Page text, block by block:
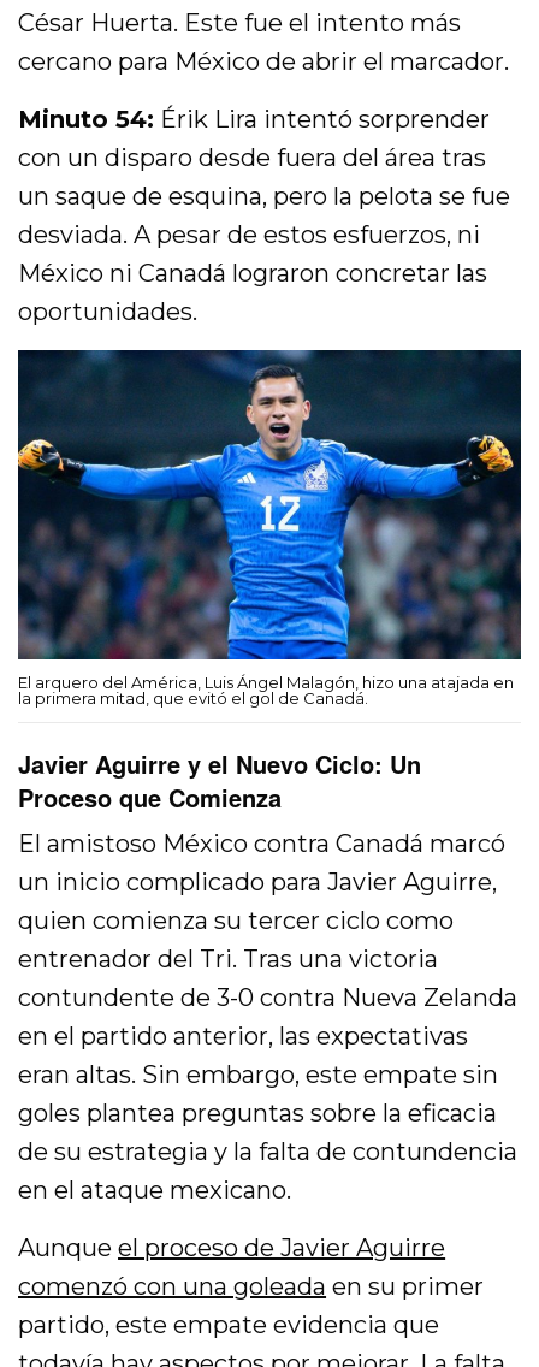
César Huerta. Este fue el intento más
cercano para México de abrir el marcador.
Minuto 54: Érik Lira intentó sorprender
con un disparo desde fuera del área tras
un saque de esquina, pero la pelota se fue
desviada. A pesar de estos esfuerzos, ni
México ni Canadá lograron concretar las
oportunidades.
El arquero del América, Luis Ángel Malagón, hizo una atajada en
la primera mitad, que evitó el gol de Canadá.
Javier Aguirre y el Nuevo Ciclo: Un
Proceso que Comienza
El amistoso México contra Canadá marcó
un inicio complicado para Javier Aguirre,
quien comienza su tercer ciclo como
entrenador del Tri. Tras una victoria
contundente de 3-0 contra Nueva Zelanda
en el partido anterior, las expectativas
eran altas. Sin embargo, este empate sin
goles plantea preguntas sobre la eficacia
de su estrategia y la falta de contundencia
en el ataque mexicano.
Aunqueel proceso de Javier Aguirre
comenzó con una goleada en su primer
partido, este empate evidencia que